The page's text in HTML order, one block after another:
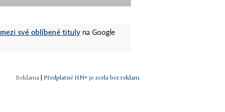
mezi své oblíbené tituly na Google
| Předplatné HN+ je zcela bez reklam.